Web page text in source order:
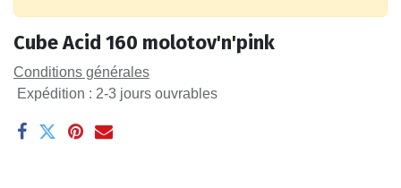
Cube Acid 160 molotov'n'pink
Conditions générales
Expédition : 2-3 jours ouvrables